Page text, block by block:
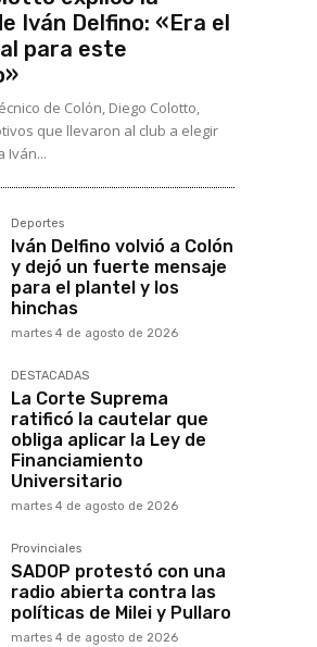
Iván Delfino: «Era el
para este
de Colón, Diego Colotto,
que llevaron al club a elegir
Iván...
Deportes
Iván Delfino volvió a Colón
y dejó un fuerte mensaje
para el plantel y los
hinchas
martes 4 de agosto de 2026
DESTACADAS
La Corte Suprema
ratificó la cautelar que
obliga aplicar la Ley de
Financiamiento
Universitario
martes 4 de agosto de 2026
Provinciales
SADOP protestó con una
radio abierta contra las
políticas de Milei y Pullaro
martes 4 de agosto de 2026